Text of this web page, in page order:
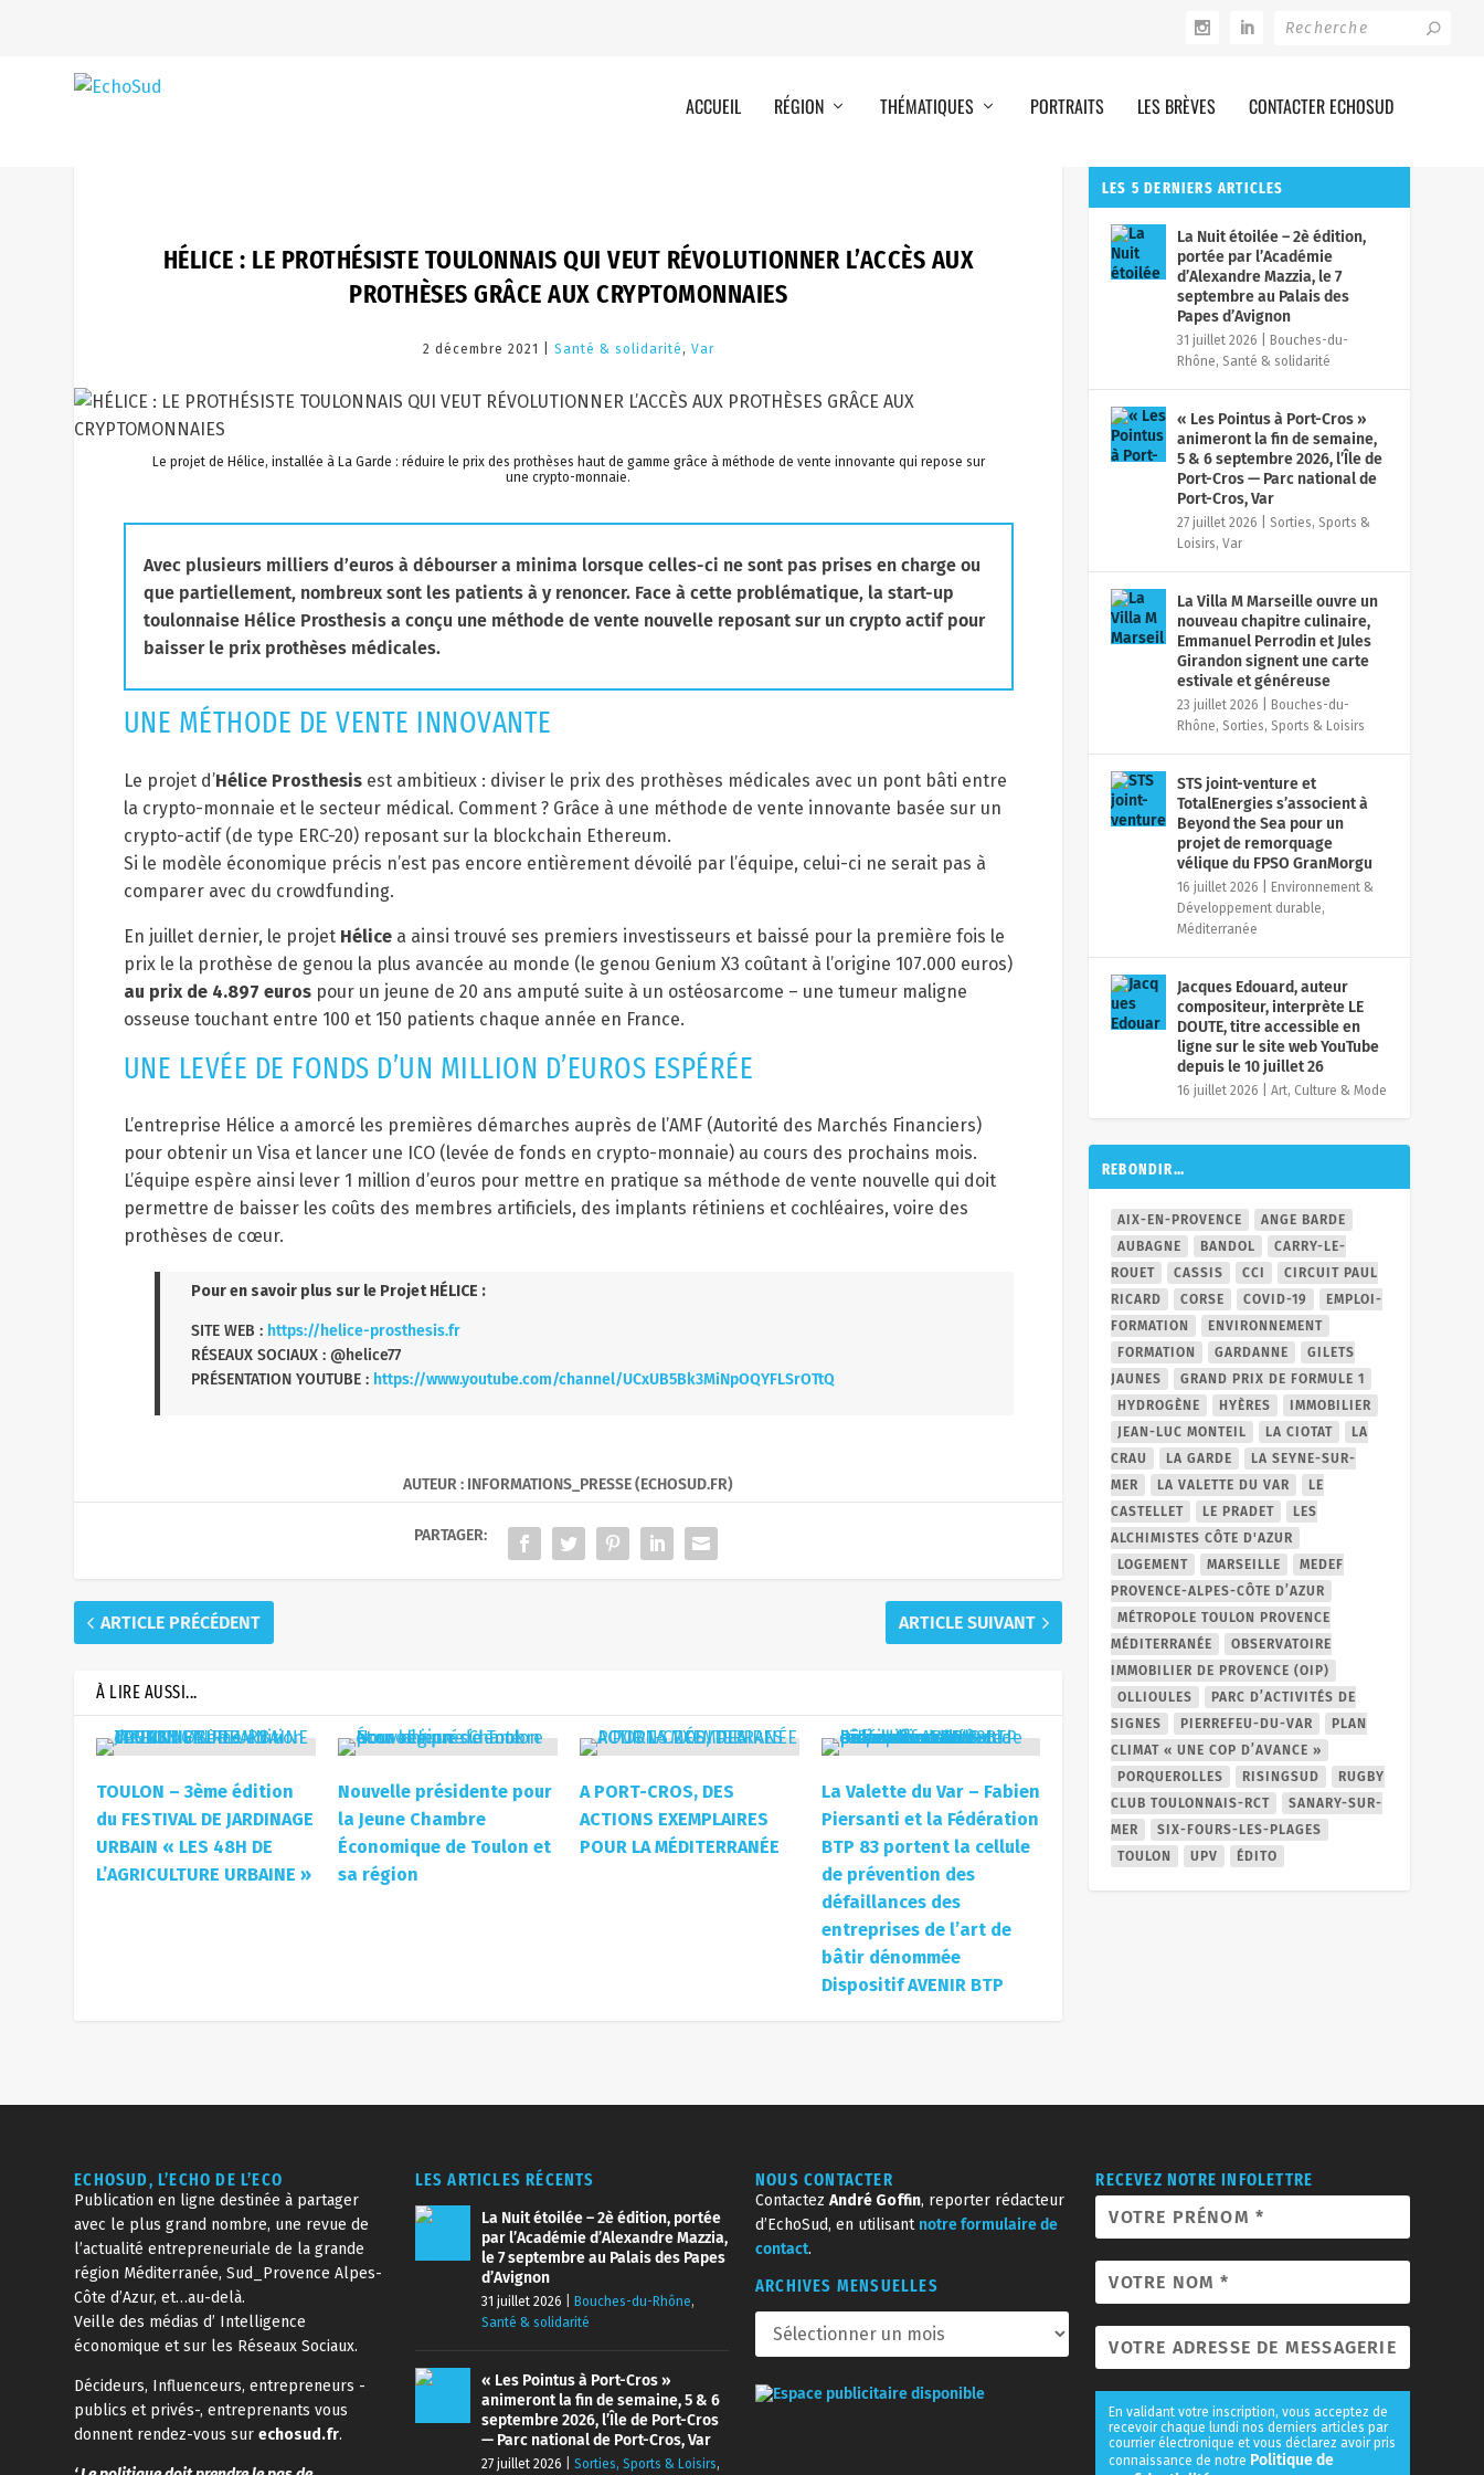
ACCUEIL RÉGION THÉMATIQUES PORTRAITS LES BRÈVES CONTACTER ECHOSUD
HÉLICE : LE PROTHÉSISTE TOULONNAIS QUI VEUT RÉVOLUTIONNER L’ACCÈS AUX
PROTHÈSES GRÂCE AUX CRYPTOMONNAIES
2 décembre 2021 | Santé & solidarité , Var
Le projet de Hélice, installée à La Garde : réduire le prix des prothèses haut de gamme grâce à méthode de vente innovante qui repose sur
une crypto-monnaie.
Avec plusieurs milliers d’euros à débourser a minima lorsque celles-ci ne sont pas prises en charge ou
que partiellement, nombreux sont les patients à y renoncer. Face à cette problématique, la start-up
toulonnaise Hélice Prosthesis a conçu une méthode de vente nouvelle reposant sur un crypto actif pour
baisser le prix prothèses médicales.
UNE MÉTHODE DE VENTE INNOVANTE
Le projet d’Hélice Prosthesisest ambitieux : diviser le prix des prothèses médicales avec un pont bâti entre
la crypto-monnaie et le secteur médical. Comment ? Grâce à une méthode de vente innovante basée sur un
crypto-actif (de type ERC-20) reposant sur la blockchain Ethereum.
Si le modèle économique précis n’est pas encore entièrement dévoilé par l’équipe, celui-ci ne serait pas à
comparer avec du crowdfunding.
En juillet dernier, le projet Hélicea ainsi trouvé ses premiers investisseurs et baissé pour la première fois le
prix le la prothèse de genou la plus avancée au monde (le genou Genium X3 coûtant à l’origine 107.000 euros)
au prix de 4.897 eurospour un jeune de 20 ans amputé suite à un ostéosarcome – une tumeur maligne
osseuse touchant entre 100 et 150 patients chaque année en France.
UNE LEVÉE DE FONDS D’UN MILLION D’EUROS ESPÉRÉE
L’entreprise Hélice a amorcé les premières démarches auprès de l’AMF (Autorité des Marchés Financiers)
pour obtenir un Visa et lancer une ICO (levée de fonds en crypto-monnaie) au cours des prochains mois.
L’équipe espère ainsi lever 1 million d’euros pour mettre en pratique sa méthode de vente nouvelle qui doit
permettre de baisser les coûts des membres artificiels, des implants rétiniens et cochléaires, voire des
prothèses de cœur.
Pour en savoir plus sur le Projet HÉLICE :
SITE WEB : https://helice-prosthesis.fr
RÉSEAUX SOCIAUX : @helice77
PRÉSENTATION YOUTUBE : https://www.youtube.com/channel/UCxUB5Bk3MiNpOQYFLSrOTtQ
AUTEUR : INFORMATIONS_PRESSE (ECHOSUD.FR)
PARTAGER:
ARTICLE PRÉCÉDENT ARTICLE SUIVANT
À LIRE AUSSI...
TOULON – 3ème édition
du FESTIVAL DE JARDINAGE
URBAIN « LES 48H DE
L’AGRICULTURE URBAINE »
Nouvelle présidente pour
la Jeune Chambre
Économique de Toulon et
sa région
A PORT-CROS, DES
ACTIONS EXEMPLAIRES
POUR LA MÉDITERRANÉE
La Valette du Var – Fabien
Piersanti et la Fédération
BTP 83 portent la cellule
de prévention des
défaillances des
entreprises de l’art de
bâtir dénommée
Dispositif AVENIR BTP
LES 5 DERNIERS ARTICLES
La Nuit étoilée – 2è édition,
portée par l’Académie
d’Alexandre Mazzia, le 7
septembre au Palais des
Papes d’Avignon
31 juillet 2026
Bouches-du-
Rhône,Santé & solidarité
« Les Pointus à Port-Cros »
animeront la fin de semaine,
5 & 6 septembre 2026, l’Île de
Port-Cros — Parc national de
Port-Cros, Var
27 juillet 2026 |Sorties, Sports &
Loisirs,Var
La Villa M Marseille ouvre un
nouveau chapitre culinaire,
Emmanuel Perrodin et Jules
Girandon signent une carte
estivale et généreuse
23 juillet 2026
Bouches-du-
Rhône,Sorties, Sports & Loisirs
STS joint-venture et
TotalEnergies s’associent à
Beyond the Sea pour un
projet de remorquage
vélique du FPSO GranMorgu
16 juillet 2026
Environnement &
Développement durable,
Méditerranée
Jacques Edouard, auteur
compositeur, interprète LE
DOUTE, titre accessible en
ligne sur le site web YouTube
depuis le 10 juillet 26
16 juillet 2026 |Art, Culture & Mode
REBONDIR…
AIX-EN-PROVENCE
ANGE BARDE
AUBAGNE
BANDOL
CARRY-LE-
ROUET
CASSIS CCI
CIRCUIT PAUL
RICARD
CORSE COVID-19
EMPLOI-
FORMATION
ENVIRONNEMENT
FORMATION
GARDANNE
GILETS
JAUNES
GRAND PRIX DE FORMULE 1
HYDROGÈNE
HYÈRES
IMMOBILIER
JEAN-LUC MONTEIL
LA CIOTAT
LA
CRAU
LA GARDE
LA SEYNE-SUR-
MER
LA VALETTE DU VAR
LE
CASTELLET
LE PRADET
LES
ALCHIMISTES CÔTE D'AZUR
LOGEMENT
MARSEILLE
MEDEF
PROVENCE-ALPES-CÔTE D’AZUR
MÉTROPOLE TOULON PROVENCE
MÉDITERRANÉE
OBSERVATOIRE
IMMOBILIER DE PROVENCE (OIP)
OLLIOULES
PARC D’ACTIVITÉS DE
SIGNES
PIERREFEU-DU-VAR
PLAN
CLIMAT « UNE COP D’AVANCE »
PORQUEROLLES
RISINGSUD
RUGBY
CLUB TOULONNAIS-RCT
SANARY-SUR-
MER
SIX-FOURS-LES-PLAGES
TOULON
UPV ÉDITO
ECHOSUD, L’ECHO DE L’ECO
Publication en ligne destinée à partager
avec le plus grand nombre, une revue de
l’actualité entrepreneuriale de la grande
région Méditerranée, Sud_Provence Alpes-
Côte d’Azur, et…au-delà.
Veille des médias d’ Intelligence
économique et sur les Réseaux Sociaux.
Décideurs, Influenceurs, entrepreneurs -
publics et privés-, entreprenants vous
donnent rendez-vous surechosud.fr.
LES ARTICLES RÉCENTS
La Nuit étoilée – 2è édition, portée
par l’Académie d’Alexandre Mazzia,
le 7 septembre au Palais des Papes
d’Avignon
31 juillet 2026 Bouches-du-Rhône,
Santé & solidarité
« Les Pointus à Port-Cros »
animeront la fin de semaine, 5 & 6
septembre 2026, l’Île de Port-Cros
— Parc national de Port-Cros, Var
27 juillet 2026 Sorties, Sports & Loisirs,
NOUS CONTACTER
Contactez André Goffin, reporter rédacteur
d’EchoSud, en utilisant notre formulaire de
contact.
ARCHIVES MENSUELLES
RECEVEZ NOTRE INFOLETTRE
En validant votre inscription, vous acceptez de
recevoir chaque lundi nos derniers articles par
courrier électronique et vous déclarez avoir pris
connaissance de notre Politique de